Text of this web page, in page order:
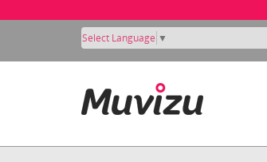
Select Language ▼